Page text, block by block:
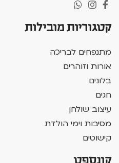
קטגוריות מובילות
מתנפחים לבריכה
אורות וזוהרים
בלונים
חגים
עיצוב שולחן
מסיבות וימי הולדת
קישוטים